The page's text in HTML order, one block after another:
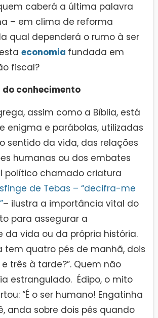
caberá a última palavra
– em clima de reforma
qual dependerá o rumo à ser
economia fundada em
fiscal?
conhecimento
assim como a Bíblia, está
enigma e parábolas, utilizadas
sentido da vida, das relações
humanas ou dos embates
político chamado criatura
de Tebas – “decifra-me
– ilustra a importância vital do
para assegurar a
da vida ou da própria história.
tem quatro pés de manhã, dois
três à tarde?”. Quem não
estrangulado. Édipo, o mito
“É o ser humano! Engatinha
anda sobre dois pés quando